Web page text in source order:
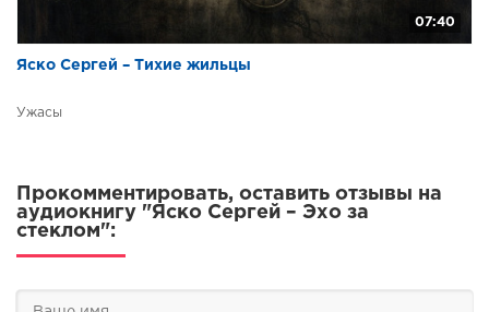
07:40
Яско Сергей – Тихие жильцы
Ужасы
Прокомментировать, оставить отзывы на
аудиокнигу "Яско Сергей – Эхо за
стеклом":